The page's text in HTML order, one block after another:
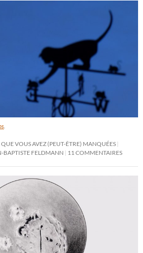
VOUS AVEZ (PEUT-ÊTRE) MANQUÉES
BAPTISTE FELDMANN 11 COMMENTAIRES